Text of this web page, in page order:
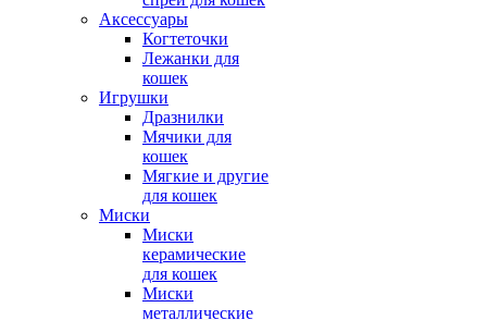
Аксессуары
Когтеточки
Лежанки для
кошек
Игрушки
Дразнилки
Мячики для
кошек
Мягкие и другие
для кошек
Миски
Миски
керамические
для кошек
Миски
металлические